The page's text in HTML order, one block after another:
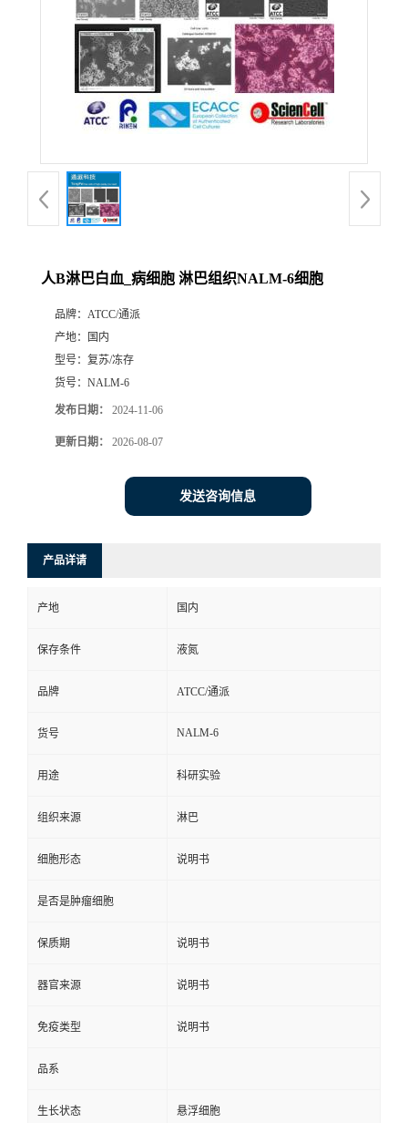
人B淋巴白血_病细胞 淋巴组织NALM-6细胞
品牌： ATCC/通派
产地：
国内
型号： 复苏/冻存
货号： NALM-6
发布日期： 2024-11-06
更新日期： 2026-08-07
发送咨询信息
产品详请
产地 国内
保存条件 液氮
品牌 ATCC/通派
货号 NALM-6
用途 科研实验
组织来源 淋巴
细胞形态 说明书
是否是肿瘤细胞
保质期 说明书
器官来源 说明书
免疫类型 说明书
品系
生长状态 悬浮细胞